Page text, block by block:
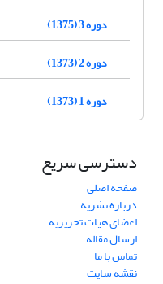
دوره 3 (1375)
دوره 2 (1373)
دوره 1 (1373)
دسترسی سریع
صفحه اصلی
درباره نشریه
اعضای هیات تحریریه
ارسال مقاله
تماس با ما
نقشه سایت